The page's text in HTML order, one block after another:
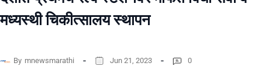
मध्यस्थी चिकीत्सालय स्थापन
By mnewsmarathi Jun 21, 2023 0